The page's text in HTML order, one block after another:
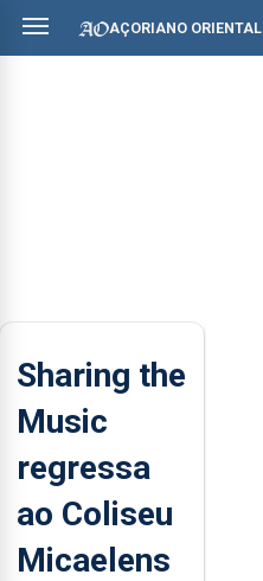
AÇORIANO ORIENTAL
Sharing the
Music
regressa
ao Coliseu
Micaelens